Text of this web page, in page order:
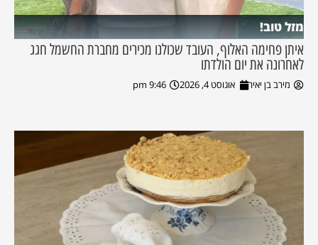
מזל טוב!
איתן פחימה האלוף, העובד שכולנו מכירים מחברת החשמל חגג
לאחרונה את יום הולדתו
מירב בן יאיר אוגוסט 4, 2026 9:46 pm